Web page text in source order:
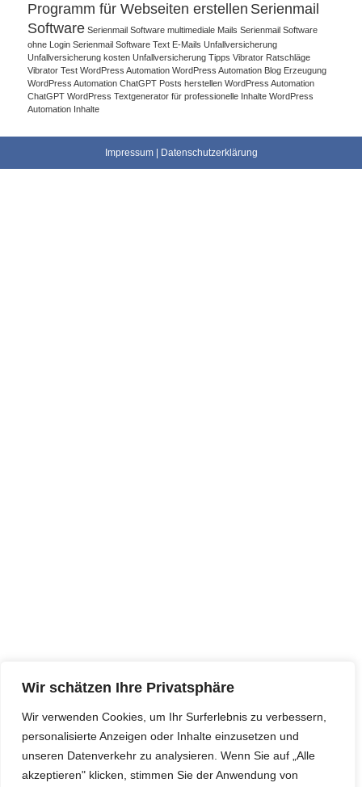
Wir schätzen Ihre Privatsphäre
Wir verwenden Cookies, um Ihr Surferlebnis zu verbessern,
personalisierte Anzeigen oder Inhalte einzusetzen und
unseren Datenverkehr zu analysieren. Wenn Sie auf „Alle
akzeptieren" klicken, stimmen Sie der Anwendung von
Programm für Webseiten erstellen Serienmail
Software Serienmail Software multimediale Mails Serienmail Software
ohne Login Serienmail Software Text E-Mails Unfallversicherung
Unfallversicherung kosten Unfallversicherung Tipps Vibrator Ratschläge
Vibrator Test WordPress Automation WordPress Automation Blog Erzeugung
WordPress Automation ChatGPT Posts herstellen WordPress Automation
ChatGPT WordPress Textgenerator für professionelle Inhalte WordPress
Automation Inhalte
Impressum| Datenschutzerklärung